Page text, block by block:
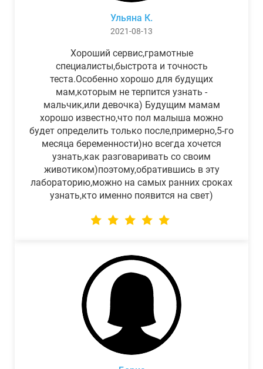
Ульяна К.
2021-08-13
Хороший сервис,грамотные
специалисты,быстрота и точность
теста.Особенно хорошо для будущих
мам,которым не терпится узнать -
мальчик,или девочка) Будущим мамам
хорошо известно,что пол малыша можно
будет определить только после,примерно,5-го
месяца беременности)но всегда хочется
узнать,как разговаривать со своим
животиком)поэтому,обратившись в эту
лабораторию,можно на самых ранних сроках
узнать,кто именно появится на свет)